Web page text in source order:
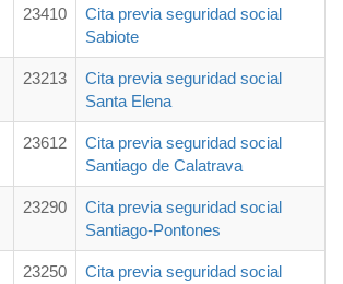
23410
Cita previa seguridad social
Sabiote
23213
Cita previa seguridad social
Santa Elena
23612
Cita previa seguridad social
Santiago de Calatrava
23290
Cita previa seguridad social
Santiago-Pontones
23250
Cita previa seguridad social